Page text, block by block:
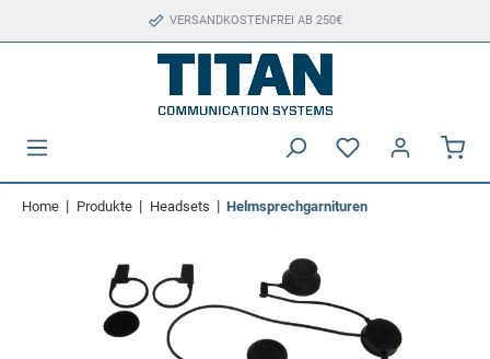
VERSANDKOSTENFREI AB 250€
Home | Produkte | Headsets | Helmsprechgarnituren